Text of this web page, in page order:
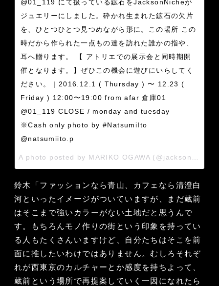
@01_119 にて扱っている鉱石をJacksonNicheが
ジュエリーにしました。砕かれ生まれた鉱石の欠片
を、ひとつひとつ見つめながら形に。この場所 この
時だから作られた一点もの達を訪れた誰かの指や、
耳へ贈ります。 【 アトリエでの展示会と同時期開
催となります。】ぜひこの機会に遊びにいらしてく
ださい。 | 2016.12.1 ( Thursday ) 〜 12.23 (
Friday ) 12:00〜19:00 from afar 倉庫01
@01_119 CLOSE / monday and tuesday
※Cash only photo by #NatsumiIto
@natsumiito.p
A photo posted by MARIKO OGAWA (@jacksonniche) on
鈴木「ファッションなら青山、カフェなら清澄白
河といったイメージがついていますが、まだ蔵前
はそこまで強いカラーがない土地だと思うんで
す。もちろんモノ作りの街という印象を持ってい
る人もたくさんいますけど、自分たちはそこを前
面に推したいわけではありません。むしろそれぞ
れが西東京のカルチャーとか感度を持ちよって、
蔵前という場所で再提案していく一因になれたら